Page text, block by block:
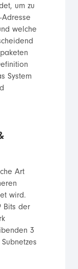
um zu
welche
System
Art
wird.
Bits der
3